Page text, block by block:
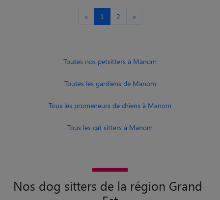
« 1 2 »
Toutes nos petsitters à Manom
Toutes les gardiens de Manom
Tous les promeneurs de chiens à Manom
Tous les cat sitters à Manom
Nos dog sitters de la région Grand-